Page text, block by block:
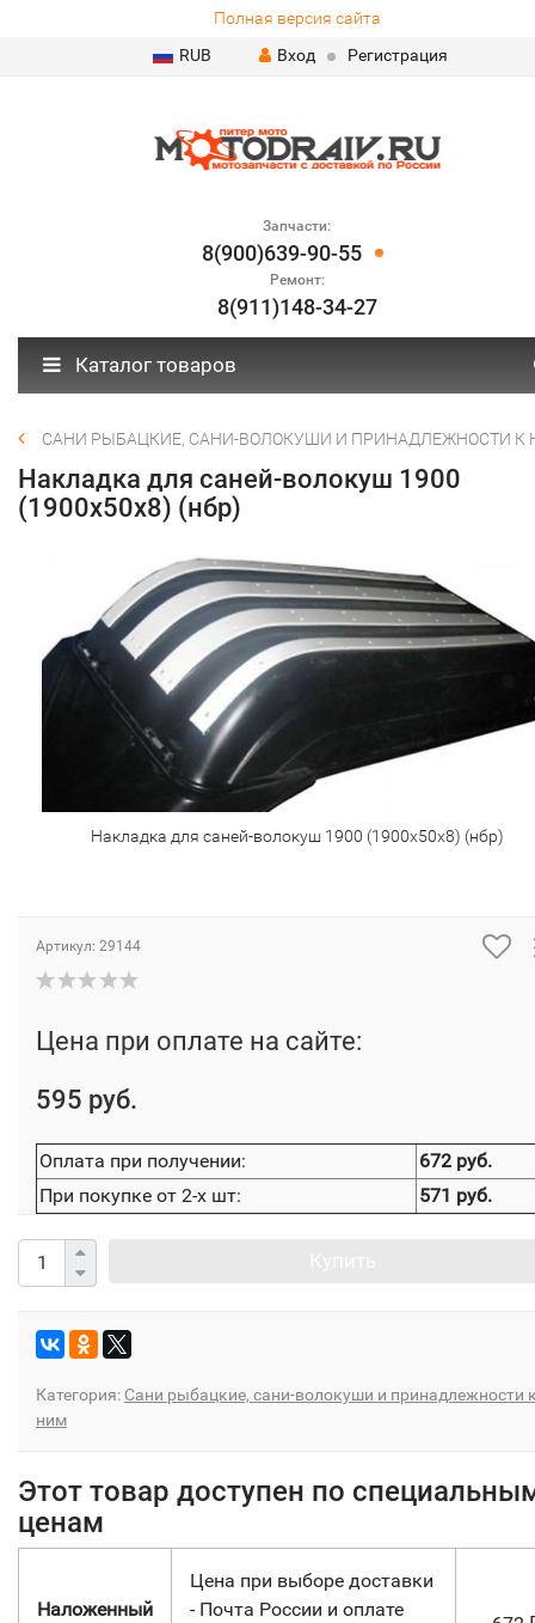
Полная версия сайта
RUB
Вход Регистрация
Запчасти:
8(900)639-90-55
Ремонт:
8(911)148-34-27
Каталог товаров
САНИ РЫБАЦКИЕ, САНИ-ВОЛОКУШИ И ПРИНАДЛЕЖНОСТИ К
Накладка для саней-волокуш 1900
(1900х50х8) (нбр)
Накладка для саней-волокуш 1900 (1900х50х8) (нбр)
Артикул: 29144
Цена при оплате на сайте:
595 руб.
Оплата при получении:
672 руб.
При покупке от 2-х шт:
571 руб.
Категория: Сани рыбацкие, сани-волокуши и принадлежности
ним
Этот товар доступен по
ценам
Наложенный
Цена при выборе доставки
- Почта России и оплате